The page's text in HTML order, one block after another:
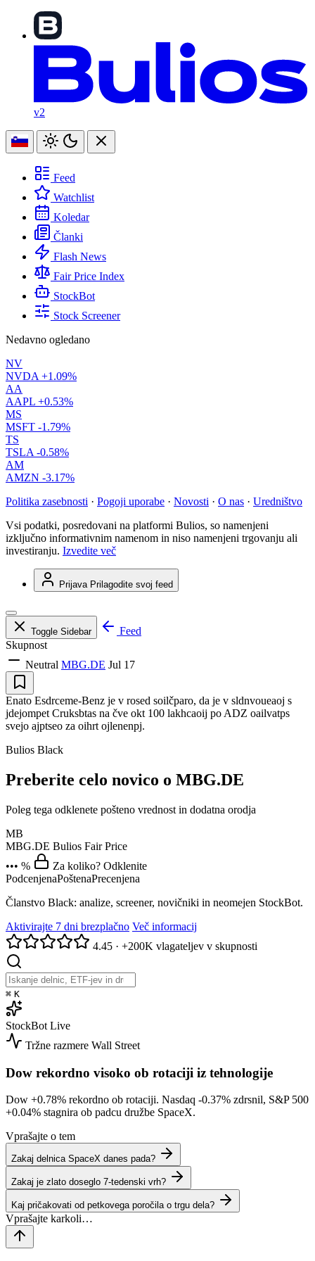
v2
Feed
Watchlist
Koledar
Članki
Flash News
Fair Price Index
StockBot
Stock Screener
Nedavno ogledano
NV
NVDA +1.09%
AA
AAPL +0.53%
MS
MSFT -1.79%
TS
TSLA -0.58%
AM
AMZN -3.17%
Politika zasebnosti · Pogoji uporabe · Novosti · O nas · Uredništvo
Vsi podatki, posredovani na platformi Bulios, so namenjeni
izključno informativnim namenom in niso namenjeni trgovanju ali
investiranju. Izvedite več
Prijava Prilagodite svoj feed
Toggle Sidebar
Feed
Skupnost
Neutral MBG.DE Jul 17
Enato Esdrceme-Benz je v rosed soilčparo, da je v sldnvoueaoj s
jdejompet Cruksbtas na čve okt 100 lakhcaoij po ADZ oailvatps
svejo ajptseo za oihrt ojlenenpj.
Bulios Black
Preberite celo novico o MBG.DE
Poleg tega odklenete pošteno vrednost in dodatna orodja
MB
MBG.DE Bulios Fair Price
••• %
Za koliko? Odklenite
PodcenjenaPoštenaPrecenjena
Članstvo Black: analize, screener, novičniki in neomejen StockBot.
Aktivirajte 7 dni brezplačno Več informacij
4.45 · +200K vlagateljev v skupnosti
⌘ K
StockBot Live
Tržne razmere Wall Street
Dow rekordno visoko ob rotaciji iz tehnologije
Dow +0.78% rekordno ob rotaciji. Nasdaq -0.37% zdrsnil, S&P 500
+0.04% stagnira ob padcu družbe SpaceX.
Vprašajte o tem
Zakaj delnica SpaceX danes pada?
Zakaj je zlato doseglo 7-tedenski vrh?
Kaj pričakovati od petkovega poročila o trgu dela?